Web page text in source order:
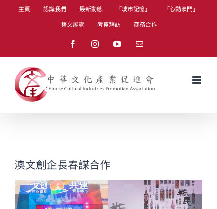
主頁 認識我們 最新動態 「城市記憶」
「心動澳門」
藝文展覽
考察拜訪 商務合作
FacebookInstagramYouTubeEmail
澳文創企長春謀合作